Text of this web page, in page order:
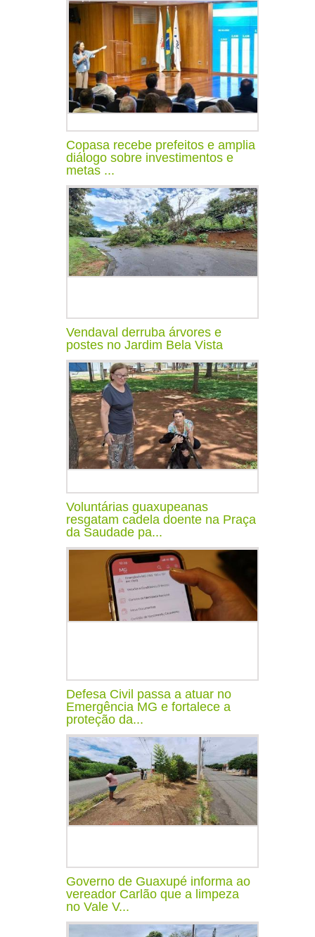
Copasa recebe prefeitos e amplia
diálogo sobre investimentos e
metas ...
Vendaval derruba árvores e
postes no Jardim Bela Vista
Voluntárias guaxupeanas
resgatam cadela doente na Praça
da Saudade pa...
Defesa Civil passa a atuar no
Emergência MG e fortalece a
proteção da...
Governo de Guaxupé informa ao
vereador Carlão que a limpeza
no Vale V...